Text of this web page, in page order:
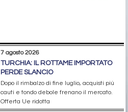
7 agosto 2026
TURCHIA: IL ROTTAME IMPORTATO
PERDE SLANCIO
Dopo il rimbalzo di fine luglio, acquisti più
cauti e tondo debole frenano il mercato.
Offerta Ue ridotta